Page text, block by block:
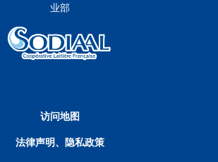
业部
访问地图
法律声明、隐私政策